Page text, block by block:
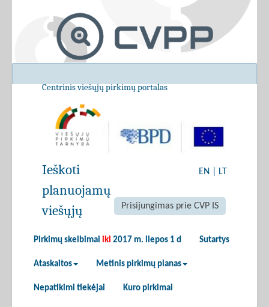
Centrinis viešųjų pirkimų portalas
EN LT
Prisijungimas prie CVP IS
Pirkimų skelbimai iki 2017 m. liepos 1 d Sutartys
Ataskaitos Metinis pirkimų planas
Nepatikimi tiekėjai Kuro pirkimai
Ieškoti
planuojamų
viešųjų